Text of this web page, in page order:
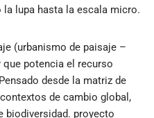
lupa hasta la escala micro.
(urbanismo de paisaje –
potencia el recurso
desde la matriz de
de cambio global,
biodiversidad. proyecto